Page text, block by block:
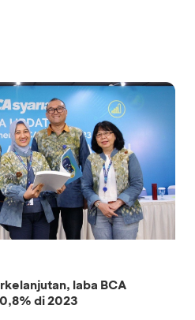
laba BCA
di 2023